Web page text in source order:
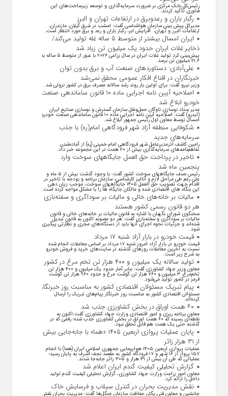
رئیس‌کل بانک مرکزی بر ضرورت سرمایه‌گذاری و توسعه زیرساخت‌های این
فناوری تأکید کردند.
رگبار باران و رعدوبرق در ارتفاعات تهران و البرز
مدیرکل پیش بینی سازمان هواشناسی گفت: امشب در شرق گیلان، مازندران،
ارتفاعات البرز و تهران، افزایش ابر، رگبار باران و رعد و برق مورد انتظار است.
ایران امسال بیشتر از متوسط ۵ ساله غله تولید می‌کند/
ذخایر غلات ایران حدود یک میلیون تن زیاد شد
پیش‌بینی کرد تولید غلات ایران در سال زراعی ۲۰۲۶ با عبور از متوسط ۵ ساله به
۲۱.۶ میلیون تن برسد.
علی‌آبادی: دستاورد‌های صنعت آب و برق بدون توان
خبرنگاران در اقناع افکار عمومی محقق نمی‌شد
وزیر نیرو گفت: برای اولین بار روند رشد سالانه مصرف برق در کشور نزولی شد.
اصلاحیه آیین نامه اجرایی ماده ۱۰ قانون ساماندهی صنعت
خودرو ابلاغ شد
مدیر ستاد نوسازی ناوگان حمل‌ونقل سازمان گسترش و نوسازی صنایع ایران
(ایدرو) گفت: اصلاحیه آیین نامه اجرایی ماده ۱۰ قانون ساماندهی صنعت خودرو
امسال توسط معاون اول رئیس جمهور ابلاغ شد.
شکوفایی منطقه آزاد شهر فرودگاهی امام(ره) با جذب
سرمایه‌های جدید
رامین کاشف اذرمدیرعامل شهر فرودگاهی امام خمینی (ره) از آماده‌شدن
تفاهم‌نامه‌های سرمایه‌گذاری بیش از ۲۰ همت در این مجموعه خبر داد.
تاخیر در پرداخت حق العمل جایگاههای سوخت وارد
پنجمین ماه شد
رئیس صنف جایگاههای سوخت کشور گفت: با وجود گذشت بیش از ۵ ماه و
علی رغم طی مراحل لازم و آنالیز کارشناسی، سازمان برنامه و بودجه با تاخیر در
اقدام جهت تصویب حق العمل ۱۴۰۵ جایگاههای سوخت، موجب زیان دهی
این بنگاه های اقتصادی شده و مالکان جایگاه ها را با مشکل مواجه کرده است.
مالیات بر خانه‌های خالی و مالیات بر سوداگری و سفته‌بازی
هر دو قانون رسمی کشور هستند
سخنگوی شورای نگهبان با اشاره به قانون مالیات بر خانه‌های خالی و قانون
مالیات بر سوداگری و سفته‌بازی گفت: هر دو مصوبه اکنون به قانون تبدیل
شده‌اند و جزئیات نحوه اجرای آنها باید از دستگاه‌های مجری و نظارتی پیگیری
شود.
قیمت خودرو در بازار آزاد شنبه ۱۷ مرداد
قیمت خودرو در بازار آزاد امروز شنبه ۱۷ مرداد بر اساس معاملات انجام شده
نسبت به آخرین معاملات روز‌های گذشته در سایت‌های خرید و فروش خودرو
به شرح زیر است.
تولید سالانه یک میلیون و ۴۰۰ هزار تن تخم مرغ در کشور
معاون وزیر جهاد کشاورزی گفت: بنابر آمار حدود یک میلیون و ۴۰۰ هزار تن
تخم‌مرغ، ۳ میلیون و ۲۶۰ هزار تن گوشت مرغ و حدود ۹۶۰ هزار تن گوشت
قرمز در کشور تولید می‌شود.
پیام تبریک مسئولان اقتصادی کشور به مناسبت روز خبرنگار
مسئولان اقتصادی کشور به مناسبت روز خبرنگار پیام‌های تبریک را ارسال
کرده‌اند.
۶۰ همت اوراق در بخش کشاورزی جذب شد
معاون برنامه ریزی و امور اقتصادی وزارت جهاد کشاورزی گفت:اکنون به
نقطه‌ای رسیده که ۶۰ همت اوراق در بخش کشاورزی جذب شده؛ رقمی که در
گذشته حتی یک همت هم قابل تحقق نبود.
پایان عملیات پروازی اربعین ۱۴۰۵ «هما» با جابه‌جایی بیش
از ۳۱ هزار زائر
عملیات پروازی اربعین ۱۴۰۵ هواپیمایی جمهوری اسلامی ایران (هما) با انجام
۱۵۷ پرواز از ۱۶ شهر و ۱۷ فرودگاه کشور به مقصد نجف اشرف به پایان رسید؛
عملیاتی که طی آن بیش از ۳۱ هزار و ۳۰۵ زائر جابه‌جا شدند.
گزارش تحلیلی کیفیت گندم ایران اعلام شد
معاون امور زراعت وزارت جهاد کشاورزی، گزارش تحلیلی کیفیت گندم تولید
داخل را ارائه کرد.
نقش مدیریت بحران در کنترل سیلاب و فرسایش خاک
جانشین و معاون فنی یگان حفاظت سازمان جنگل‌ها گفت: مدیریت بحران نقش